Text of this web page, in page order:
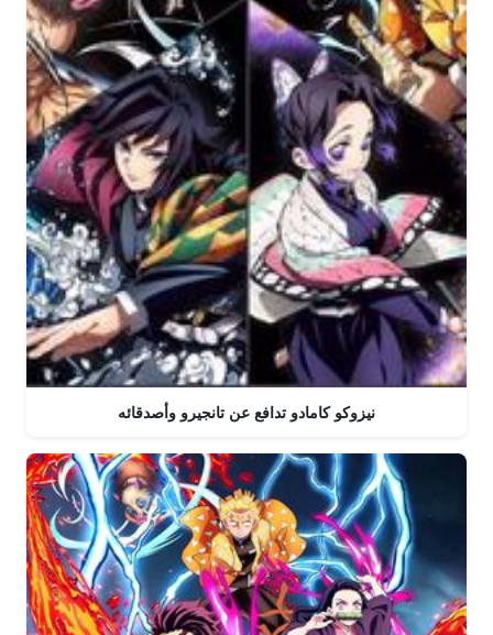
نيزوكو كامادو تدافع عن تانجيرو وأصدقائه